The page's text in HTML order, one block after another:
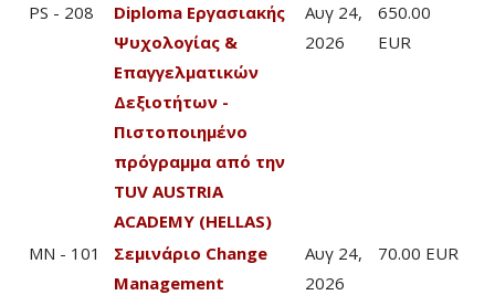
PS - 208
Diploma Εργασιακής
Ψυχολογίας &
Επαγγελματικών
Δεξιοτήτων -
Πιστοποιημένο
πρόγραμμα από την
TUV AUSTRIA
ACADEMY (HELLAS)
Αυγ 24,
2026
650.00
EUR
MN - 101
Σεμινάριο Change
Management
Αυγ 24,
2026
70.00 EUR